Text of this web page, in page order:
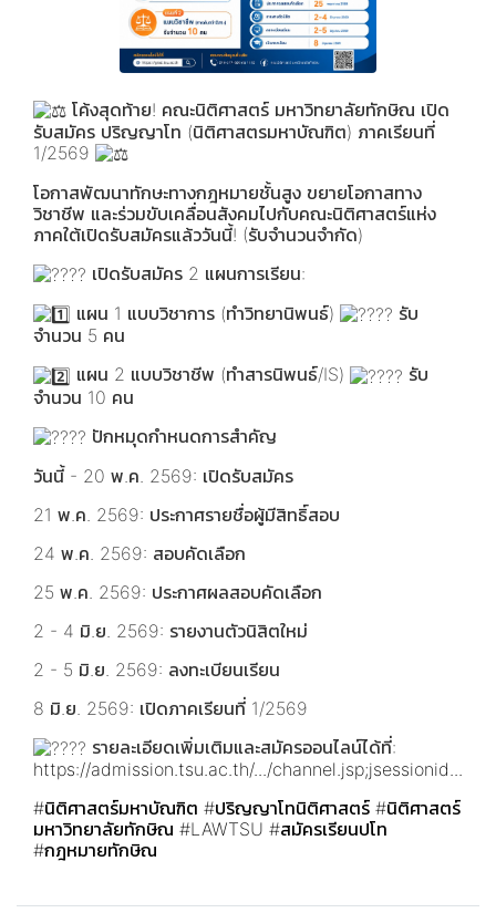
โค้งสุดท้าย! คณะนิติศาสตร์ มหาวิทยาลัยทักษิณ เปิด
รับสมัคร ปริญญาโท (นิติศาสตรมหาบัณฑิต) ภาคเรียนที่
1/2569
โอกาสพัฒนาทักษะทางกฎหมายชั้นสูง ขยายโอกาสทาง
วิชาชีพ และร่วมขับเคลื่อนสังคมไปกับคณะนิติศาสตร์แห่ง
ภาคใต้เปิดรับสมัครแล้ววันนี้! (รับจำนวนจำกัด)
เปิดรับสมัคร 2 แผนการเรียน:
แผน 1 แบบวิชาการ (ทำวิทยานิพนธ์)
รับ
จำนวน 5 คน
แผน 2 แบบวิชาชีพ (ทำสารนิพนธ์/IS)
รับ
จำนวน 10 คน
ปักหมุดกำหนดการสำคัญ
วันนี้ - 20 พ.ค. 2569: เปิดรับสมัคร
21 พ.ค. 2569: ประกาศรายชื่อผู้มีสิทธิ์สอบ
24 พ.ค. 2569: สอบคัดเลือก
25 พ.ค. 2569: ประกาศผลสอบคัดเลือก
2 - 4 มิ.ย. 2569: รายงานตัวนิสิตใหม่
2 - 5 มิ.ย. 2569: ลงทะเบียนเรียน
8 มิ.ย. 2569: เปิดภาคเรียนที่ 1/2569
รายละเอียดเพิ่มเติมและสมัครออนไลน์ได้ที่:
https://admission.tsu.ac.th/.../channel.jsp;jsessionid...
#นิติศาสตร์มหาบัณฑิต #ปริญญาโทนิติศาสตร์ #นิติศาสตร์
มหาวิทยาลัยทักษิณ #LAWTSU #สมัครเรียนปโท
#กฎหมายทักษิณ